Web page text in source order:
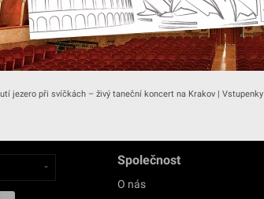
jezero při svíčkách – živý taneční koncert na Krakov | Vstupenky
Společnost
O nás